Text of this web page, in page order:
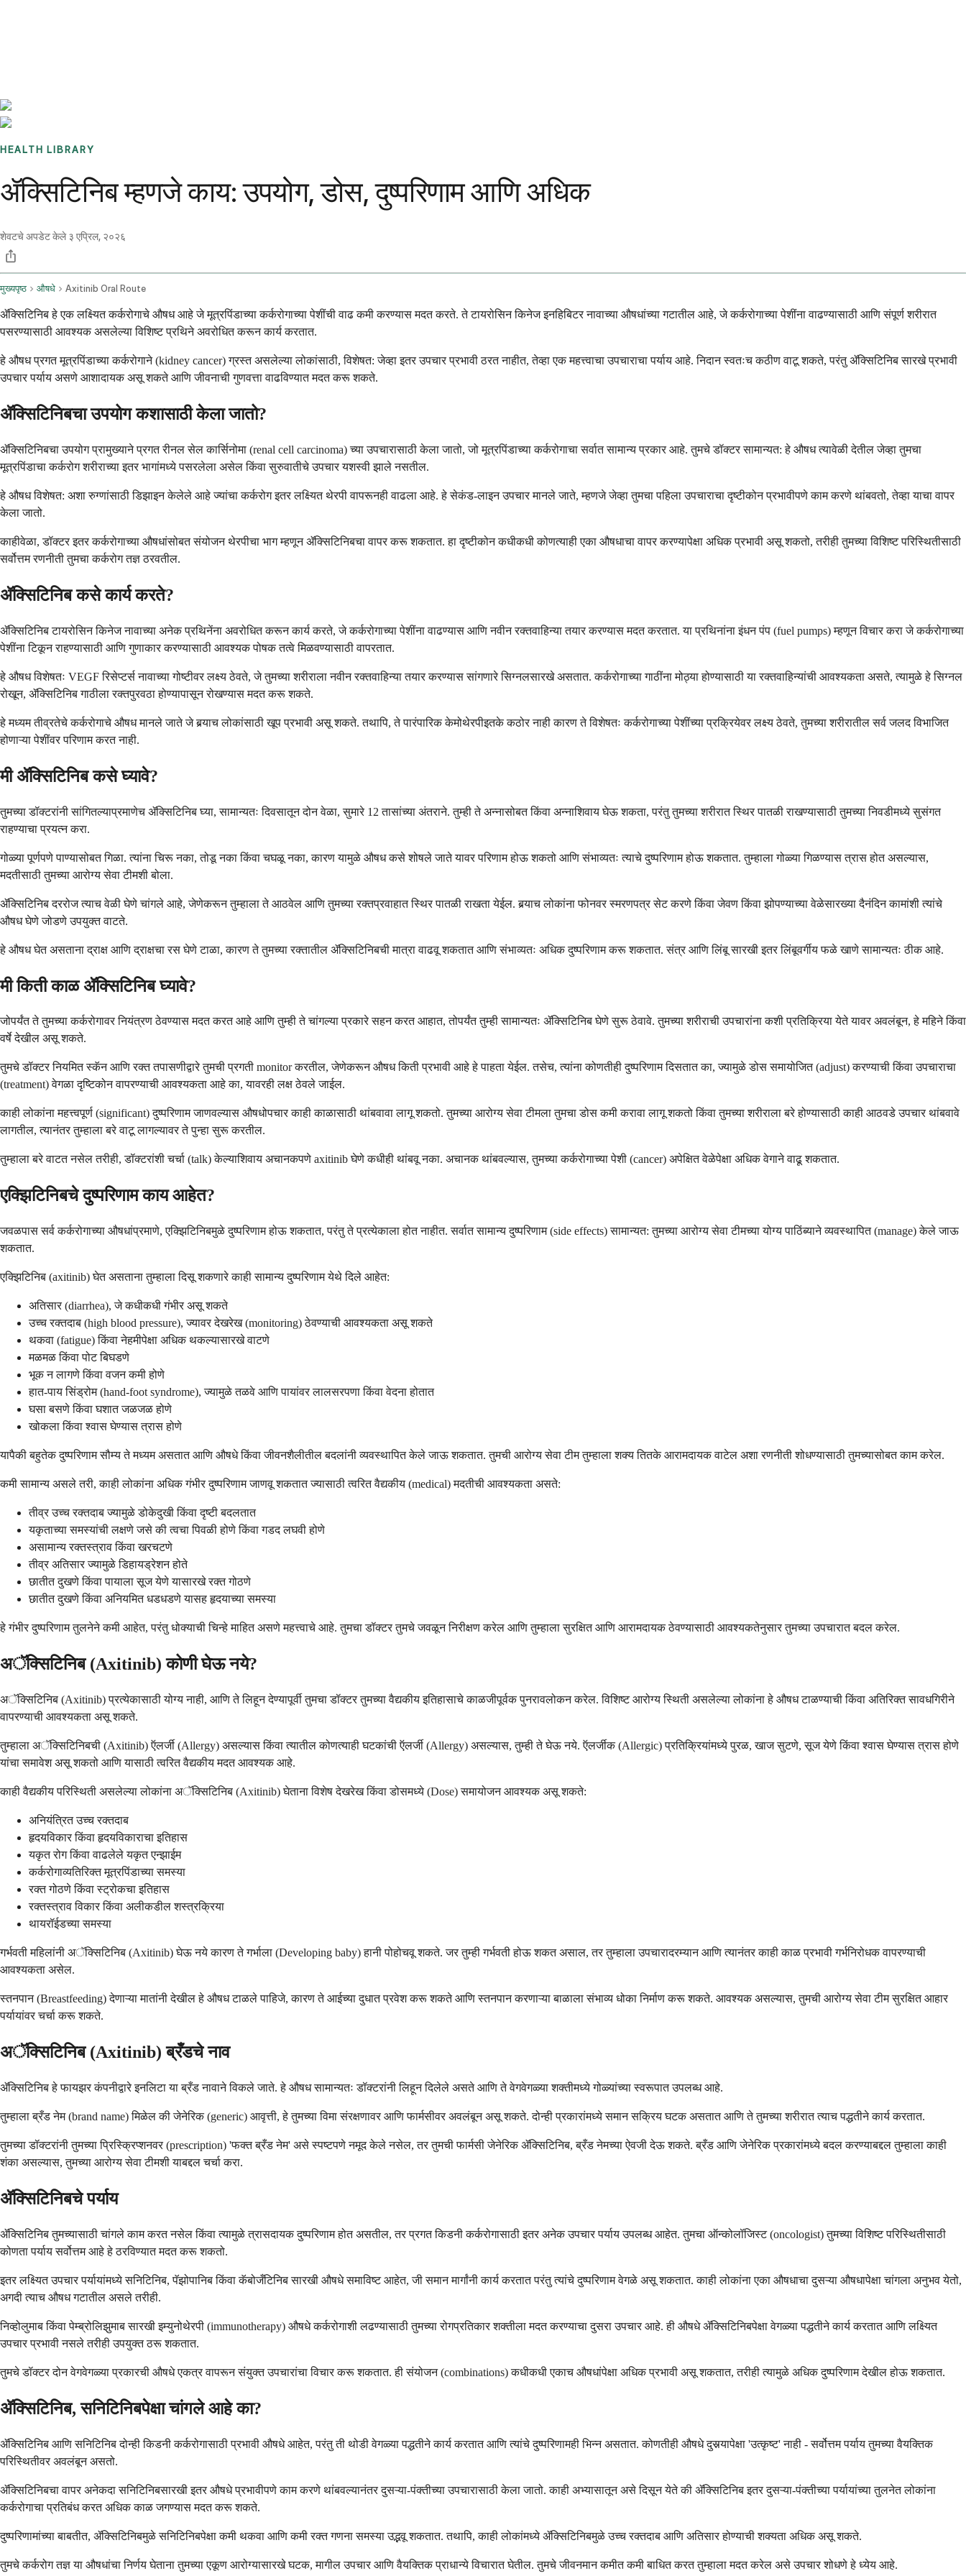
HEALTH LIBRARY
ॲक्सिटिनिब म्हणजे काय: उपयोग, डोस, दुष्परिणाम आणि अधिक
शेवटचे अपडेट केले ३ एप्रिल, २०२६
मुख्यपृष्ठ औषधे Axitinib Oral Route
ॲक्सिटिनिब हे एक लक्ष्यित कर्करोगाचे औषध आहे जे मूत्रपिंडाच्या कर्करोगाच्या पेशींची वाढ कमी करण्यास मदत करते. ते टायरोसिन किनेज इनहिबिटर नावाच्या औषधांच्या गटातील आहे, जे कर्करोगाच्या पेशींना वाढण्यासाठी आणि संपूर्ण शरीरात
पसरण्यासाठी आवश्यक असलेल्या विशिष्ट प्रथिने अवरोधित करून कार्य करतात.
हे औषध प्रगत मूत्रपिंडाच्या कर्करोगाने (kidney cancer) ग्रस्त असलेल्या लोकांसाठी, विशेषत: जेव्हा इतर उपचार प्रभावी ठरत नाहीत, तेव्हा एक महत्त्वाचा उपचाराचा पर्याय आहे. निदान स्वतःच कठीण वाटू शकते, परंतु ॲक्सिटिनिब सारखे प्रभावी
उपचार पर्याय असणे आशादायक असू शकते आणि जीवनाची गुणवत्ता वाढविण्यात मदत करू शकते.
ॲक्सिटिनिबचा उपयोग कशासाठी केला जातो?
ॲक्सिटिनिबचा उपयोग प्रामुख्याने प्रगत रीनल सेल कार्सिनोमा (renal cell carcinoma) च्या उपचारासाठी केला जातो, जो मूत्रपिंडाच्या कर्करोगाचा सर्वात सामान्य प्रकार आहे. तुमचे डॉक्टर सामान्यत: हे औषध त्यावेळी देतील जेव्हा तुमचा
मूत्रपिंडाचा कर्करोग शरीराच्या इतर भागांमध्ये पसरलेला असेल किंवा सुरुवातीचे उपचार यशस्वी झाले नसतील.
हे औषध विशेषत: अशा रुग्णांसाठी डिझाइन केलेले आहे ज्यांचा कर्करोग इतर लक्ष्यित थेरपी वापरूनही वाढला आहे. हे सेकंड-लाइन उपचार मानले जाते, म्हणजे जेव्हा तुमचा पहिला उपचाराचा दृष्टीकोन प्रभावीपणे काम करणे थांबवतो, तेव्हा याचा वापर
केला जातो.
काहीवेळा, डॉक्टर इतर कर्करोगाच्या औषधांसोबत संयोजन थेरपीचा भाग म्हणून ॲक्सिटिनिबचा वापर करू शकतात. हा दृष्टीकोन कधीकधी कोणत्याही एका औषधाचा वापर करण्यापेक्षा अधिक प्रभावी असू शकतो, तरीही तुमच्या विशिष्ट परिस्थितीसाठी
सर्वोत्तम रणनीती तुमचा कर्करोग तज्ञ ठरवतील.
ॲक्सिटिनिब कसे कार्य करते?
ॲक्सिटिनिब टायरोसिन किनेज नावाच्या अनेक प्रथिनेंना अवरोधित करून कार्य करते, जे कर्करोगाच्या पेशींना वाढण्यास आणि नवीन रक्तवाहिन्या तयार करण्यास मदत करतात. या प्रथिनांना इंधन पंप (fuel pumps) म्हणून विचार करा जे कर्करोगाच्या
पेशींना टिकून राहण्यासाठी आणि गुणाकार करण्यासाठी आवश्यक पोषक तत्वे मिळवण्यासाठी वापरतात.
हे औषध विशेषतः VEGF रिसेप्टर्स नावाच्या गोष्टीवर लक्ष्य ठेवते, जे तुमच्या शरीराला नवीन रक्तवाहिन्या तयार करण्यास सांगणारे सिग्नलसारखे असतात. कर्करोगाच्या गाठींना मोठ्या होण्यासाठी या रक्तवाहिन्यांची आवश्यकता असते, त्यामुळे हे सिग्नल
रोखून, ॲक्सिटिनिब गाठीला रक्तपुरवठा होण्यापासून रोखण्यास मदत करू शकते.
हे मध्यम तीव्रतेचे कर्करोगाचे औषध मानले जाते जे बर्‍याच लोकांसाठी खूप प्रभावी असू शकते. तथापि, ते पारंपारिक केमोथेरपीइतके कठोर नाही कारण ते विशेषतः कर्करोगाच्या पेशींच्या प्रक्रियेवर लक्ष्य ठेवते, तुमच्या शरीरातील सर्व जलद विभाजित
होणाऱ्या पेशींवर परिणाम करत नाही.
मी ॲक्सिटिनिब कसे घ्यावे?
तुमच्या डॉक्टरांनी सांगितल्याप्रमाणेच ॲक्सिटिनिब घ्या, सामान्यतः दिवसातून दोन वेळा, सुमारे 12 तासांच्या अंतराने. तुम्ही ते अन्नासोबत किंवा अन्नाशिवाय घेऊ शकता, परंतु तुमच्या शरीरात स्थिर पातळी राखण्यासाठी तुमच्या निवडीमध्ये सुसंगत
राहण्याचा प्रयत्न करा.
गोळ्या पूर्णपणे पाण्यासोबत गिळा. त्यांना चिरू नका, तोडू नका किंवा चघळू नका, कारण यामुळे औषध कसे शोषले जाते यावर परिणाम होऊ शकतो आणि संभाव्यतः त्याचे दुष्परिणाम होऊ शकतात. तुम्हाला गोळ्या गिळण्यास त्रास होत असल्यास,
मदतीसाठी तुमच्या आरोग्य सेवा टीमशी बोला.
ॲक्सिटिनिब दररोज त्याच वेळी घेणे चांगले आहे, जेणेकरून तुम्हाला ते आठवेल आणि तुमच्या रक्तप्रवाहात स्थिर पातळी राखता येईल. बर्‍याच लोकांना फोनवर स्मरणपत्र सेट करणे किंवा जेवण किंवा झोपण्याच्या वेळेसारख्या दैनंदिन कामांशी त्यांचे
औषध घेणे जोडणे उपयुक्त वाटते.
हे औषध घेत असताना द्राक्ष आणि द्राक्षचा रस घेणे टाळा, कारण ते तुमच्या रक्तातील ॲक्सिटिनिबची मात्रा वाढवू शकतात आणि संभाव्यतः अधिक दुष्परिणाम करू शकतात. संत्र आणि लिंबू सारखी इतर लिंबूवर्गीय फळे खाणे सामान्यतः ठीक आहे.
मी किती काळ ॲक्सिटिनिब घ्यावे?
जोपर्यंत ते तुमच्या कर्करोगावर नियंत्रण ठेवण्यास मदत करत आहे आणि तुम्ही ते चांगल्या प्रकारे सहन करत आहात, तोपर्यंत तुम्ही सामान्यतः ॲक्सिटिनिब घेणे सुरू ठेवावे. तुमच्या शरीराची उपचारांना कशी प्रतिक्रिया येते यावर अवलंबून, हे महिने किंवा
वर्षे देखील असू शकते.
तुमचे डॉक्टर नियमित स्कॅन आणि रक्त तपासणीद्वारे तुमची प्रगती monitor करतील, जेणेकरून औषध किती प्रभावी आहे हे पाहता येईल. तसेच, त्यांना कोणतीही दुष्परिणाम दिसतात का, ज्यामुळे डोस समायोजित (adjust) करण्याची किंवा उपचाराचा
(treatment) वेगळा दृष्टिकोन वापरण्याची आवश्यकता आहे का, यावरही लक्ष ठेवले जाईल.
काही लोकांना महत्त्वपूर्ण (significant) दुष्परिणाम जाणवल्यास औषधोपचार काही काळासाठी थांबवावा लागू शकतो. तुमच्या आरोग्य सेवा टीमला तुमचा डोस कमी करावा लागू शकतो किंवा तुमच्या शरीराला बरे होण्यासाठी काही आठवडे उपचार थांबवावे
लागतील, त्यानंतर तुम्हाला बरे वाटू लागल्यावर ते पुन्हा सुरू करतील.
तुम्हाला बरे वाटत नसेल तरीही, डॉक्टरांशी चर्चा (talk) केल्याशिवाय अचानकपणे axitinib घेणे कधीही थांबवू नका. अचानक थांबवल्यास, तुमच्या कर्करोगाच्या पेशी (cancer) अपेक्षित वेळेपेक्षा अधिक वेगाने वाढू शकतात.
एक्झिटिनिबचे दुष्परिणाम काय आहेत?
जवळपास सर्व कर्करोगाच्या औषधांप्रमाणे, एक्झिटिनिबमुळे दुष्परिणाम होऊ शकतात, परंतु ते प्रत्येकाला होत नाहीत. सर्वात सामान्य दुष्परिणाम (side effects) सामान्यत: तुमच्या आरोग्य सेवा टीमच्या योग्य पाठिंब्याने व्यवस्थापित (manage) केले जाऊ
शकतात.
एक्झिटिनिब (axitinib) घेत असताना तुम्हाला दिसू शकणारे काही सामान्य दुष्परिणाम येथे दिले आहेत:
अतिसार (diarrhea), जे कधीकधी गंभीर असू शकते
उच्च रक्तदाब (high blood pressure), ज्यावर देखरेख (monitoring) ठेवण्याची आवश्यकता असू शकते
थकवा (fatigue) किंवा नेहमीपेक्षा अधिक थकल्यासारखे वाटणे
मळमळ किंवा पोट बिघडणे
भूक न लागणे किंवा वजन कमी होणे
हात-पाय सिंड्रोम (hand-foot syndrome), ज्यामुळे तळवे आणि पायांवर लालसरपणा किंवा वेदना होतात
घसा बसणे किंवा घशात जळजळ होणे
खोकला किंवा श्वास घेण्यास त्रास होणे
यापैकी बहुतेक दुष्परिणाम सौम्य ते मध्यम असतात आणि औषधे किंवा जीवनशैलीतील बदलांनी व्यवस्थापित केले जाऊ शकतात. तुमची आरोग्य सेवा टीम तुम्हाला शक्य तितके आरामदायक वाटेल अशा रणनीती शोधण्यासाठी तुमच्यासोबत काम करेल.
कमी सामान्य असले तरी, काही लोकांना अधिक गंभीर दुष्परिणाम जाणवू शकतात ज्यासाठी त्वरित वैद्यकीय (medical) मदतीची आवश्यकता असते:
तीव्र उच्च रक्तदाब ज्यामुळे डोकेदुखी किंवा दृष्टी बदलतात
यकृताच्या समस्यांची लक्षणे जसे की त्वचा पिवळी होणे किंवा गडद लघवी होणे
असामान्य रक्तस्त्राव किंवा खरचटणे
तीव्र अतिसार ज्यामुळे डिहायड्रेशन होते
छातीत दुखणे किंवा पायाला सूज येणे यासारखे रक्त गोठणे
छातीत दुखणे किंवा अनियमित धडधडणे यासह हृदयाच्या समस्या
हे गंभीर दुष्परिणाम तुलनेने कमी आहेत, परंतु धोक्याची चिन्हे माहित असणे महत्त्वाचे आहे. तुमचा डॉक्टर तुमचे जवळून निरीक्षण करेल आणि तुम्हाला सुरक्षित आणि आरामदायक ठेवण्यासाठी आवश्यकतेनुसार तुमच्या उपचारात बदल करेल.
अॅक्सिटिनिब (Axitinib) कोणी घेऊ नये?
अॅक्सिटिनिब (Axitinib) प्रत्येकासाठी योग्य नाही, आणि ते लिहून देण्यापूर्वी तुमचा डॉक्टर तुमच्या वैद्यकीय इतिहासाचे काळजीपूर्वक पुनरावलोकन करेल. विशिष्ट आरोग्य स्थिती असलेल्या लोकांना हे औषध टाळण्याची किंवा अतिरिक्त सावधगिरीने
वापरण्याची आवश्यकता असू शकते.
तुम्हाला अॅक्सिटिनिबची (Axitinib) ऍलर्जी (Allergy) असल्यास किंवा त्यातील कोणत्याही घटकांची ऍलर्जी (Allergy) असल्यास, तुम्ही ते घेऊ नये. ऍलर्जीक (Allergic) प्रतिक्रियांमध्ये पुरळ, खाज सुटणे, सूज येणे किंवा श्वास घेण्यास त्रास होणे
यांचा समावेश असू शकतो आणि यासाठी त्वरित वैद्यकीय मदत आवश्यक आहे.
काही वैद्यकीय परिस्थिती असलेल्या लोकांना अॅक्सिटिनिब (Axitinib) घेताना विशेष देखरेख किंवा डोसमध्ये (Dose) समायोजन आवश्यक असू शकते:
अनियंत्रित उच्च रक्तदाब
हृदयविकार किंवा हृदयविकाराचा इतिहास
यकृत रोग किंवा वाढलेले यकृत एन्झाईम
कर्करोगाव्यतिरिक्त मूत्रपिंडाच्या समस्या
रक्त गोठणे किंवा स्ट्रोकचा इतिहास
रक्तस्त्राव विकार किंवा अलीकडील शस्त्रक्रिया
थायरॉईडच्या समस्या
गर्भवती महिलांनी अॅक्सिटिनिब (Axitinib) घेऊ नये कारण ते गर्भाला (Developing baby) हानी पोहोचवू शकते. जर तुम्ही गर्भवती होऊ शकत असाल, तर तुम्हाला उपचारादरम्यान आणि त्यानंतर काही काळ प्रभावी गर्भनिरोधक वापरण्याची
आवश्यकता असेल.
स्तनपान (Breastfeeding) देणाऱ्या मातांनी देखील हे औषध टाळले पाहिजे, कारण ते आईच्या दुधात प्रवेश करू शकते आणि स्तनपान करणाऱ्या बाळाला संभाव्य धोका निर्माण करू शकते. आवश्यक असल्यास, तुमची आरोग्य सेवा टीम सुरक्षित आहार
पर्यायांवर चर्चा करू शकते.
अॅक्सिटिनिब (Axitinib) ब्रँडचे नाव
ॲक्सिटिनिब हे फायझर कंपनीद्वारे इनलिटा या ब्रँड नावाने विकले जाते. हे औषध सामान्यतः डॉक्टरांनी लिहून दिलेले असते आणि ते वेगवेगळ्या शक्तीमध्ये गोळ्यांच्या स्वरूपात उपलब्ध आहे.
तुम्हाला ब्रँड नेम (brand name) मिळेल की जेनेरिक (generic) आवृत्ती, हे तुमच्या विमा संरक्षणावर आणि फार्मसीवर अवलंबून असू शकते. दोन्ही प्रकारांमध्ये समान सक्रिय घटक असतात आणि ते तुमच्या शरीरात त्याच पद्धतीने कार्य करतात.
तुमच्या डॉक्टरांनी तुमच्या प्रिस्क्रिप्शनवर (prescription) 'फक्त ब्रँड नेम' असे स्पष्टपणे नमूद केले नसेल, तर तुमची फार्मसी जेनेरिक ॲक्सिटिनिब, ब्रँड नेमच्या ऐवजी देऊ शकते. ब्रँड आणि जेनेरिक प्रकारांमध्ये बदल करण्याबद्दल तुम्हाला काही
शंका असल्यास, तुमच्या आरोग्य सेवा टीमशी याबद्दल चर्चा करा.
ॲक्सिटिनिबचे पर्याय
ॲक्सिटिनिब तुमच्यासाठी चांगले काम करत नसेल किंवा त्यामुळे त्रासदायक दुष्परिणाम होत असतील, तर प्रगत किडनी कर्करोगासाठी इतर अनेक उपचार पर्याय उपलब्ध आहेत. तुमचा ऑन्कोलॉजिस्ट (oncologist) तुमच्या विशिष्ट परिस्थितीसाठी
कोणता पर्याय सर्वोत्तम आहे हे ठरविण्यात मदत करू शकतो.
इतर लक्ष्यित उपचार पर्यायांमध्ये सनिटिनिब, पॅझोपानिब किंवा कॅबोजँटिनिब सारखी औषधे समाविष्ट आहेत, जी समान मार्गांनी कार्य करतात परंतु त्यांचे दुष्परिणाम वेगळे असू शकतात. काही लोकांना एका औषधाचा दुसऱ्या औषधापेक्षा चांगला अनुभव येतो,
अगदी त्याच औषध गटातील असले तरीही.
निव्होलुमाब किंवा पेम्ब्रोलिझुमाब सारखी इम्युनोथेरपी (immunotherapy) औषधे कर्करोगाशी लढण्यासाठी तुमच्या रोगप्रतिकार शक्तीला मदत करण्याचा दुसरा उपचार आहे. ही औषधे ॲक्सिटिनिबपेक्षा वेगळ्या पद्धतीने कार्य करतात आणि लक्ष्यित
उपचार प्रभावी नसले तरीही उपयुक्त ठरू शकतात.
तुमचे डॉक्टर दोन वेगवेगळ्या प्रकारची औषधे एकत्र वापरून संयुक्त उपचारांचा विचार करू शकतात. ही संयोजन (combinations) कधीकधी एकाच औषधांपेक्षा अधिक प्रभावी असू शकतात, तरीही त्यामुळे अधिक दुष्परिणाम देखील होऊ शकतात.
ॲक्सिटिनिब, सनिटिनिबपेक्षा चांगले आहे का?
ॲक्सिटिनिब आणि सनिटिनिब दोन्ही किडनी कर्करोगासाठी प्रभावी औषधे आहेत, परंतु ती थोडी वेगळ्या पद्धतीने कार्य करतात आणि त्यांचे दुष्परिणामही भिन्न असतात. कोणतीही औषधे दुसर्‍यापेक्षा 'उत्कृष्ट' नाही - सर्वोत्तम पर्याय तुमच्या वैयक्तिक
परिस्थितीवर अवलंबून असतो.
ॲक्सिटिनिबचा वापर अनेकदा सनिटिनिबसारखी इतर औषधे प्रभावीपणे काम करणे थांबवल्यानंतर दुसऱ्या-पंक्तीच्या उपचारासाठी केला जातो. काही अभ्यासातून असे दिसून येते की ॲक्सिटिनिब इतर दुसऱ्या-पंक्तीच्या पर्यायांच्या तुलनेत लोकांना
कर्करोगाचा प्रतिबंध करत अधिक काळ जगण्यास मदत करू शकते.
दुष्परिणामांच्या बाबतीत, ॲक्सिटिनिबमुळे सनिटिनिबपेक्षा कमी थकवा आणि कमी रक्त गणना समस्या उद्भवू शकतात. तथापि, काही लोकांमध्ये ॲक्सिटिनिबमुळे उच्च रक्तदाब आणि अतिसार होण्याची शक्यता अधिक असू शकते.
तुमचे कर्करोग तज्ञ या औषधांचा निर्णय घेताना तुमच्या एकूण आरोग्यासारखे घटक, मागील उपचार आणि वैयक्तिक प्राधान्ये विचारात घेतील. तुमचे जीवनमान कमीत कमी बाधित करत तुम्हाला मदत करेल असे उपचार शोधणे हे ध्येय आहे.